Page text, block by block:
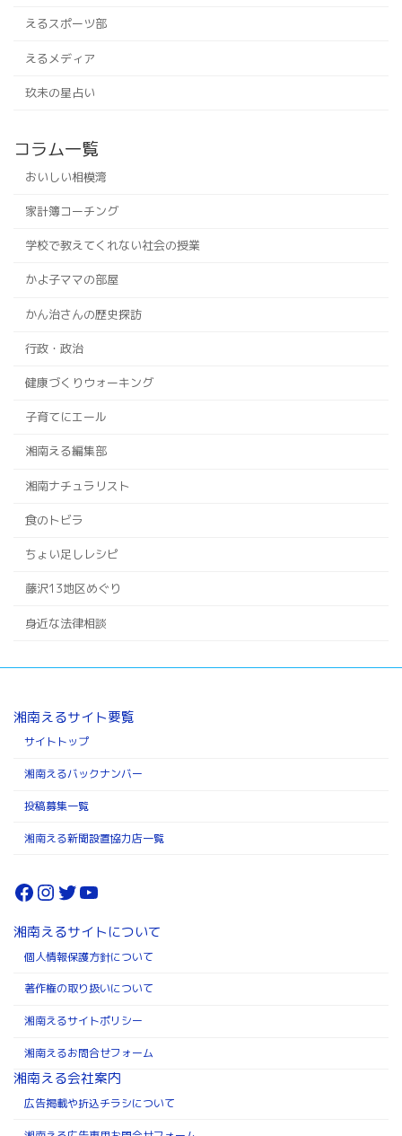
えるスポーツ部
えるメディア
玖未の星占い
コラム一覧
おいしい相模湾
家計簿コーチング
学校で教えてくれない社会の授業
かよ子ママの部屋
かん治さんの歴史探訪
行政・政治
健康づくりウォーキング
子育てにエール
湘南える編集部
湘南ナチュラリスト
食のトビラ
ちょい足しレシピ
藤沢13地区めぐり
身近な法律相談
湘南えるサイト要覧
サイトトップ
湘南えるバックナンバー
投稿募集一覧
湘南える新聞設置協力店一覧
Facebook
Instagram
Twitter
YouTube
湘南えるサイトについて
個人情報保護方針について
著作権の取り扱いについて
湘南えるサイトポリシー
湘南えるお問合せフォーム
湘南える会社案内
広告掲載や折込チラシについて